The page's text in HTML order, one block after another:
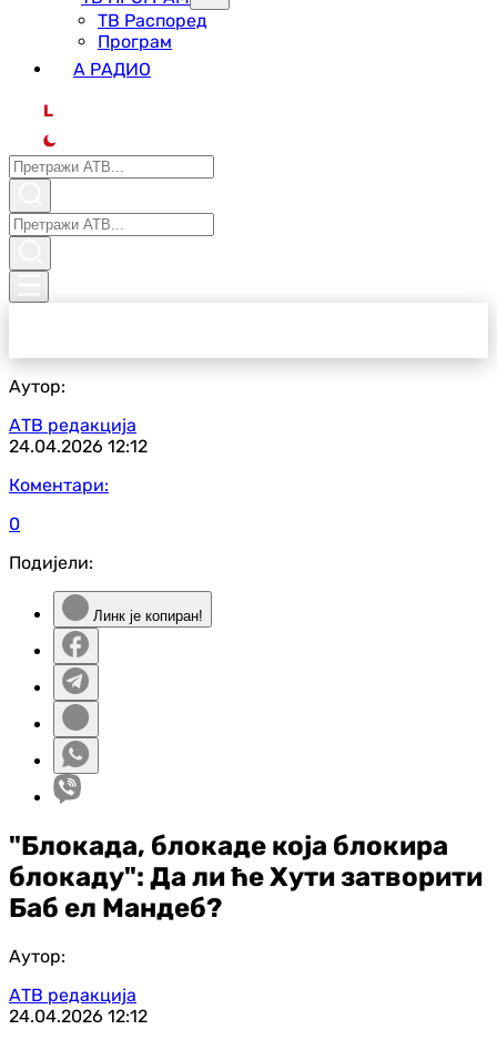
ТВ Распоред
Програм
А РАДИО
L
Аутор:
АТВ редакција
24.04.2026 12:12
Коментари:
0
Подијели:
Линк је копиран!
"Блокада, блокаде која блокира
блокаду": Да ли ће Хути затворити
Баб ел Мандеб?
Аутор:
АТВ редакција
24.04.2026 12:12